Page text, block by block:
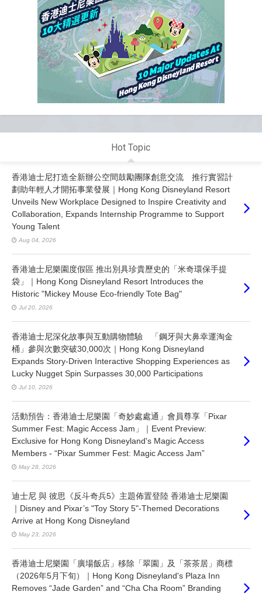
Hot Topic
香港迪士尼打造全新辦公空間鼓勵團隊創意交流 推行實習計
劃助年輕人才開拓事業發展｜Hong Kong Disneyland Resort
Unveils New Workplace Designed to Inspire Creativity and
Collaboration, Expands Internship Programme to Support
Young Talent
Aug 04, 2026
香港迪士尼樂園度假區 推出別具珍貴歷史的「米奇環保手提
袋」｜Hong Kong Disneyland Resort Introduces the
Historic "Mickey Mouse Eco-friendly Tote Bag"
Jul 20, 2026
香港迪士尼深化故事與互動購物體驗 「鋼牙與大鼻幸運淘金
桶」參與次數突破30,000次｜Hong Kong Disneyland
Expands Story-Driven Interactive Shopping Experiences as
Lucky Nugget Spin Surpasses 30,000 Participations
Jul 10, 2026
活動預告：香港迪士尼樂園「奇妙處處通」會員尊享「Pixar
Summer Fest: Magic Access Jam」｜Event Preview:
Exclusive for Hong Kong Disneyland's Magic Access
Members - “Pixar Summer Fest: Magic Access Jam”
May 28, 2026
迪士尼 與 彼思《反斗奇兵5》主題佈置登陸 香港迪士尼樂園
｜Disney and Pixar’s "Toy Story 5"-Themed Decorations
Arrive at Hong Kong Disneyland
May 23, 2026
香港迪士尼樂園「廣場飯店」移除「翠園」及「茶茶居」商標
（2026年5月下旬）｜Hong Kong Disneyland's Plaza Inn
Removes “Jade Garden” and “Cha Cha Room” Branding